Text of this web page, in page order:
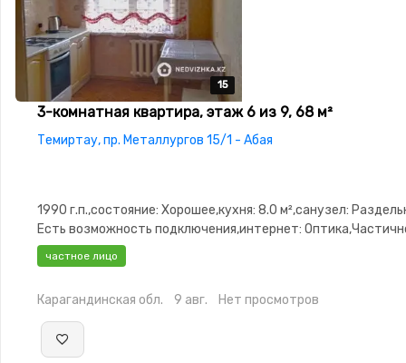
15
15
15
15
15
3-комнатная квартира, этаж 6 из 9, 68 м²
Темиртау, пр. Металлургов 15/1 - Абая
1990 г.п.,состояние: Хорошее,кухня: 8.0 м²,санузел:
Есть возможность подключения,интернет:
меблирована,Частично меблирована,паркинг:
Паркинг,Домофон,Видеонаблюдение,Пластиковые
частное лицо
Карагандинская обл. 9 авг. Нет просмотров